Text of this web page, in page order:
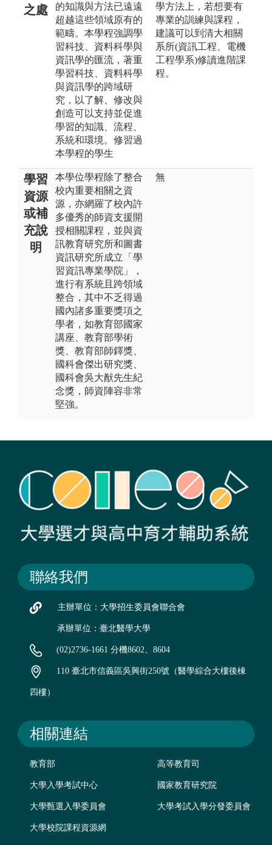
之處
的知識與方法已遠遠
超越這些領域原有的
範疇。本學程強調學
習科技、資料科學與
資訊學的匯流，著重
學習科技、資料科學
與資訊學的跨域研
究，以了解、修改與
創造可以支持並促進
學習的知識、流程、
系統和環境。修習過
本學程的學生
學方法上，若想要有
專業的訓練與課程，
建議可以到清大相關
系所(資訊工程、電機
工程學系)修讀進階課
程。
學習
資源
或補
充說
明
本學位學程除了整合
校內重要相關之資
源，亦網羅了校內許
多優秀的師資支援開
授相關課程，並與資
訊教育研究所和圖書
資訊研究所成立「學
習資訊專業學院」，
進行有系統且跨領域
整合，其中不乏得過
國內諸多重要獎項之
學者，如教育部國家
講座、教育部學術
獎、教育部師鐸獎、
國科會傑出研究獎、
國科會吳大猷先生紀
念獎，師資陣容非常
堅強。
無
聯絡我們
主辦單位：大學招生委員會聯合會
承辦單位：臺北醫學大學
(02)2736-1661 分機8602、8604
110 臺北市信義區吳興街250號（醫學綜合大樓後棟
四樓）
相關連結
教育部 高等教育司
大學入學考試中心 國家教育研究院
大學甄選入學委員會 大學考試入學分發委員會
大學校院課程資源網